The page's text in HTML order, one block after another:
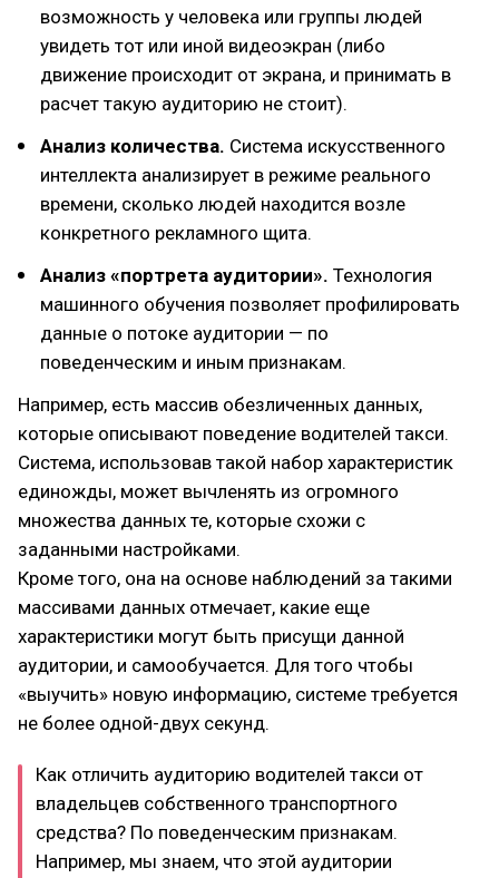
возможность у человека или группы людей
увидеть тот или иной видеоэкран (либо
движение происходит от экрана, и принимать в
расчет такую аудиторию не стоит).
Анализ количества. Система искусственного
интеллекта анализирует в режиме реального
времени, сколько людей находится возле
конкретного рекламного щита.
Анализ «портрета аудитории». Технология
машинного обучения позволяет профилировать
данные о потоке аудитории — по
поведенческим и иным признакам.
Например, есть массив обезличенных данных,
которые описывают поведение водителей такси.
Система, использовав такой набор характеристик
единожды, может вычленять из огромного
множества данных те, которые схожи с
заданными настройками.
Кроме того, она на основе наблюдений за такими
массивами данных отмечает, какие еще
характеристики могут быть присущи данной
аудитории, и самообучается. Для того чтобы
«выучить» новую информацию, системе требуется
не более одной-двух секунд.
Как отличить аудиторию водителей такси от
владельцев собственного транспортного
средства? По поведенческим признакам.
Например, мы знаем, что этой аудитории